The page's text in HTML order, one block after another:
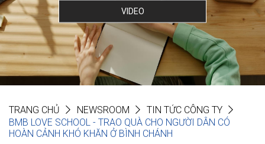
VIDEO
TRANG CHỦ NEWSROOM
TIN TỨC CÔNG TY
BMB LOVE SCHOOL - TRAO QUÀ CHO NGƯỜI DÂN CÓ
HOÀN CẢNH KHÓ KHĂN Ở BÌNH CHÁNH